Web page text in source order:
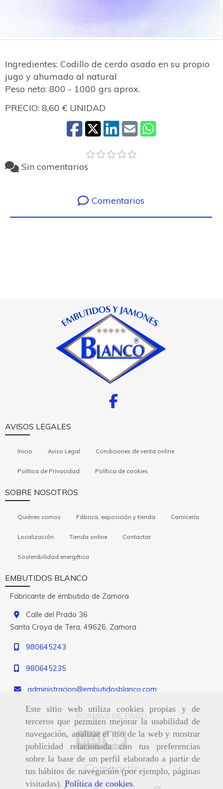
Este sitio web utiliza cookies propias y de
terceros que permiten mejorar la usabilidad de
navegación, analizar el uso de la web y mostrar
publicidad relacionada con tus preferencias
sobre la base de un perfil elaborado a partir de
tus hábitos de navegación (por ejemplo, páginas
visitadas). Política de cookies.
Ingredientes: Codillo de cerdo asado en su propio
jugo y ahumado al natural
Peso neto: 800 - 1000 grs aprox.
PRECIO: 8,60 € UNIDAD
Sin comentarios
Comentarios
AVISOS LEGALES
Inicio Aviso Legal Condiciones de venta online
Política de Privacidad Política de cookies
SOBRE NOSOTROS
Quiénes somos Fábrica, exposición y tienda Carnicería
Localización Tienda online Contactar
Sostenibilidad energética
EMBUTIDOS BLANCO
Fabricante de embutido de Zamora
Calle del Prado 36
Santa Croya de Tera, 49626, Zamora
980645243
980645235
administracion embutidosblanco.com
FORMAS DE PAGO
Compartir